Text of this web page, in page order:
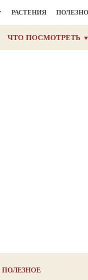
РАСТЕНИЯ
ЧТО ПОСМОТРЕТЬ
ПОЛЕЗНОЕ